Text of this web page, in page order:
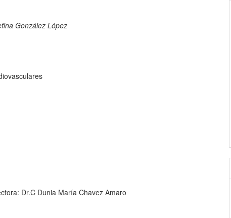
González López
Dr.C Dunia María Chavez Amaro